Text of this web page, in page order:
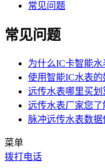
常见问题
常见问题
为什么IC卡智能水
使用智能IC水表的
远传水表哪里买划
远传水表厂家您了
脉冲远传水表数据
菜单
拨打电话